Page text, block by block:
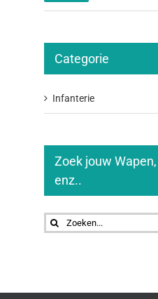
Categorie
Infanterie
Zoek jouw
enz..
Zoeken
naar: